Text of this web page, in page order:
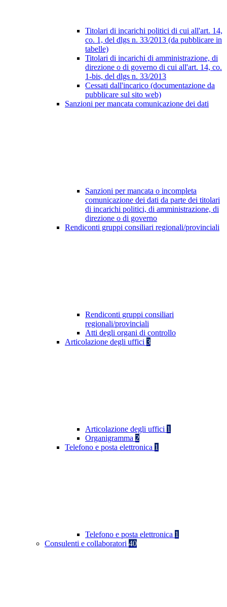
Titolari di incarichi politici di cui all'art. 14,
co. 1, del dlgs n. 33/2013 (da pubblicare in
tabelle)
Titolari di incarichi di amministrazione, di
direzione o di governo di cui all'art. 14, co.
1-bis, del dlgs n. 33/2013
Cessati dall'incarico (documentazione da
pubblicare sul sito web)
Sanzioni per mancata comunicazione dei dati
Sanzioni per mancata o incompleta
comunicazione dei dati da parte dei titolari
di incarichi politici, di amministrazione, di
direzione o di governo
Rendiconti gruppi consiliari regionali/provinciali
Rendiconti gruppi consiliari
regionali/provinciali
Atti degli organi di controllo
Articolazione degli uffici 3
Articolazione degli uffici 1
Organigramma 2
Telefono e posta elettronica 1
Telefono e posta elettronica 1
Consulenti e collaboratori 40